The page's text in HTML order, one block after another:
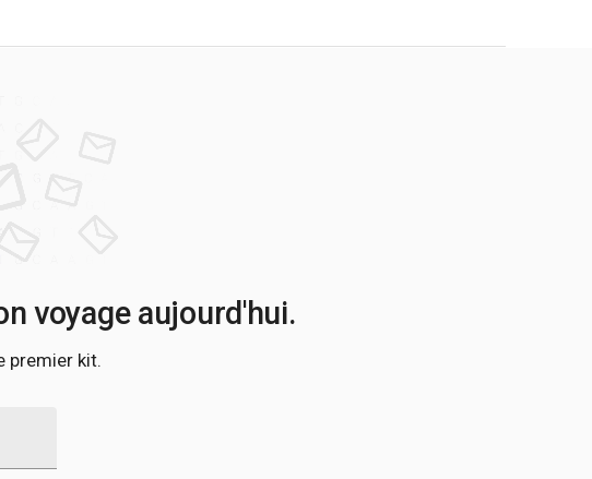
voyage aujourd'hui.
premier kit.